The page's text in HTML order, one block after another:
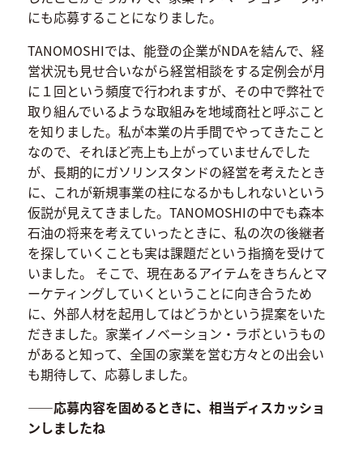
にも応募することになりました。
TANOMOSHIでは、能登の企業がNDAを結んで、経
営状況も見せ合いながら経営相談をする定例会が月
に１回という頻度で行われますが、その中で弊社で
取り組んでいるような取組みを地域商社と呼ぶこと
を知りました。私が本業の片手間でやってきたこと
なので、それほど売上も上がっていませんでした
が、長期的にガソリンスタンドの経営を考えたとき
に、これが新規事業の柱になるかもしれないという
仮説が見えてきました。TANOMOSHIの中でも森本
石油の将来を考えていったときに、私の次の後継者
を探していくことも実は課題だという指摘を受けて
いました。 そこで、現在あるアイテムをきちんとマ
ーケティングしていくということに向き合うため
に、外部人材を起用してはどうかという提案をいた
だきました。家業イノベーション・ラボというもの
があると知って、全国の家業を営む方々との出会い
も期待して、応募しました。
――応募内容を固めるときに、相当ディスカッショ
ンしましたね